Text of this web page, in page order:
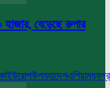
বেড়েছে রুপার
ইউরোপউপমহাদেশএশিয়া